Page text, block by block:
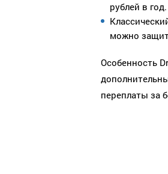
рублей в
можно
Особенность
переплаты за